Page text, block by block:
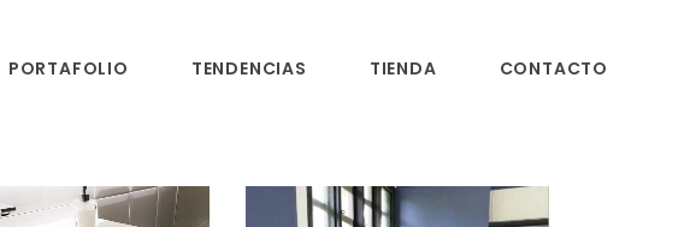
PORTAFOLIO TENDENCIAS TIENDA CONTACTO